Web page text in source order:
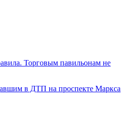
Торговым павильонам не
в ДТП на проспекте Маркса